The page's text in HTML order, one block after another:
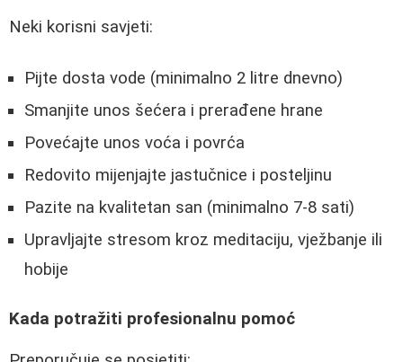
Neki korisni savjeti:
Pijte dosta vode (minimalno 2 litre dnevno)
Smanjite unos šećera i prerađene hrane
Povećajte unos voća i povrća
Redovito mijenjajte jastučnice i posteljinu
Pazite na kvalitetan san (minimalno 7-8 sati)
Upravljajte stresom kroz meditaciju, vježbanje ili
hobije
Kada potražiti profesionalnu pomoć